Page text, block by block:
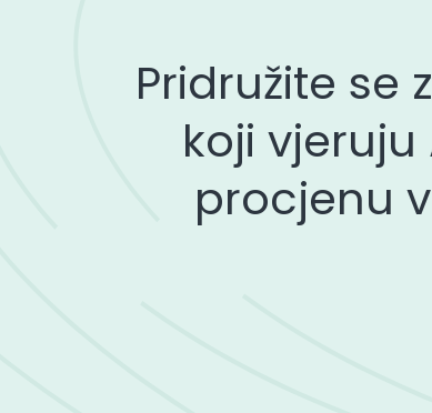
Pridružite se
koji
procjenu